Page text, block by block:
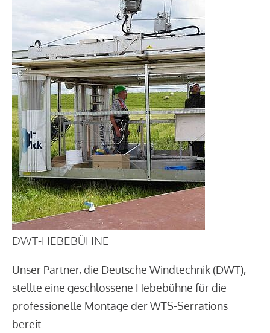
DWT-HEBEBÜHNE
Unser Partner, die Deutsche Windtechnik (DWT),
stellte eine geschlossene Hebebühne für die
professionelle Montage der WTS-Serrations
bereit.